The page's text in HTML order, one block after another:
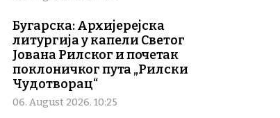
Бугарска: Архијерејска
литургија у капели Светог
Јована Рилског и почетак
поклоничког пута „Рилски
Чудотворац“
06. August 2026. 10:25